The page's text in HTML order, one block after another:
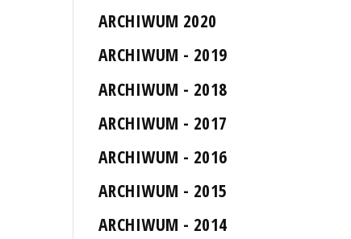
ARCHIWUM 2020
ARCHIWUM - 2019
ARCHIWUM - 2018
ARCHIWUM - 2017
ARCHIWUM - 2016
ARCHIWUM - 2015
ARCHIWUM - 2014